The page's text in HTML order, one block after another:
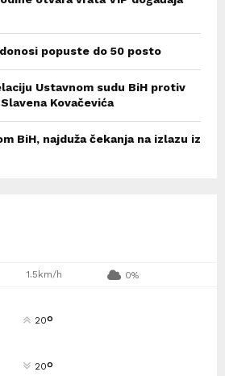
popuste do 50 posto
Ustavnom sudu BiH protiv
Kovačevića
BiH, najduža čekanja na izlazu iz
1.5km/h 0%
20°
20°